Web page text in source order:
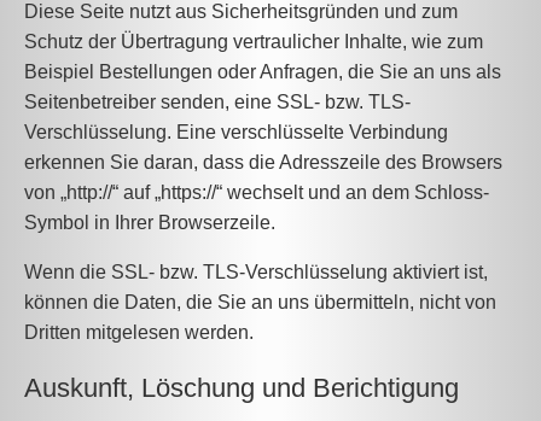
Diese Seite nutzt aus Sicherheitsgründen und zum
Schutz der Übertragung vertraulicher Inhalte, wie zum
Beispiel Bestellungen oder Anfragen, die Sie an uns als
Seitenbetreiber senden, eine SSL- bzw. TLS-
Verschlüsselung. Eine verschlüsselte Verbindung
erkennen Sie daran, dass die Adresszeile des Browsers
von „http://“ auf „https://“ wechselt und an dem Schloss-
Symbol in Ihrer Browserzeile.
Wenn die SSL- bzw. TLS-Verschlüsselung aktiviert ist,
können die Daten, die Sie an uns übermitteln, nicht von
Dritten mitgelesen werden.
Auskunft, Löschung und Berichtigung